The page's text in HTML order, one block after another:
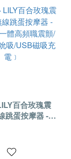
百合玫瑰震
跳蛋按摩器 -
體高頻職震顫/
吸/USB磁吸充